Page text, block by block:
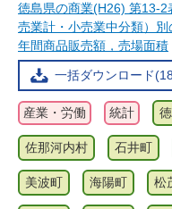
徳島県の商業(H26) 第13-2
売業計・小売業中分類）別
年間商品販売額，売場面積
一括ダウンロード
産業・労働 統計
佐那河内村 石井町
美波町 海陽町 松